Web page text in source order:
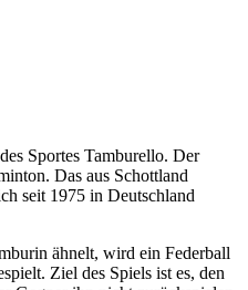
Sportes Tamburello. Der
Das aus Schottland
seit 1975 in Deutschland
ähnelt, wird ein Federball
Ziel des Spiels ist es, den